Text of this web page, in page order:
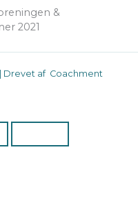
&
2021
Drevet af Coachment